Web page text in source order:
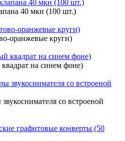
40 мкн (100 шт.)
оранжевые круги)
на синем фоне)
со встроеной